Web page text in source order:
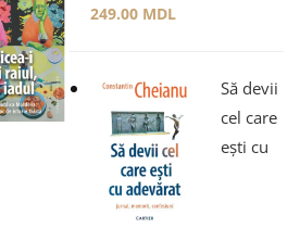
249.00 MDL
Să devii
cel care
ești cu